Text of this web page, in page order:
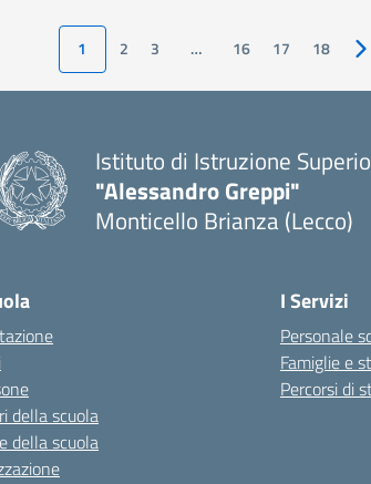
1 2 3 … 16 17 18
Istituto di Istruzione
"Alessandro Greppi"
Monticello Brianza (Lecco)
della scuola
della scuola
I Servizi
Personale
Famiglie e
Percorsi di